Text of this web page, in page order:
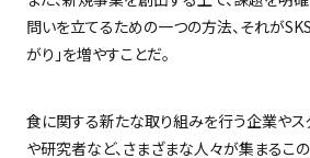
問いを立てるための一つの方法、それが
がり」を増やすことだ。
食に関する新たな取り組みを行う企業やス
や研究者など、さまざまな人々が集まるこの